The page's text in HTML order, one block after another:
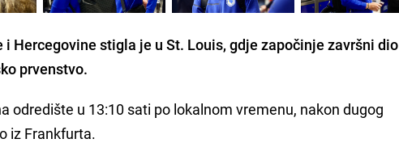
Hercegovine stigla je u St. Louis, gdje započinje završni dio
prvenstvo.
odredište u 13:10 sati po lokalnom vremenu, nakon dugog
iz Frankfurta.